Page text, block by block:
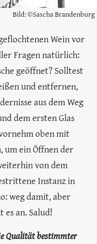
Bild: ©Sascha Brandenburg
Wein vor
Fragen natürlich:
geöffnet? Solltest
und entfernen,
aus dem Weg
dem ersten Glas
oben mit
um ein Öffnen der
von dem
Instanz in
weg damit, aber
an. Salud!
Qualität bestimmter